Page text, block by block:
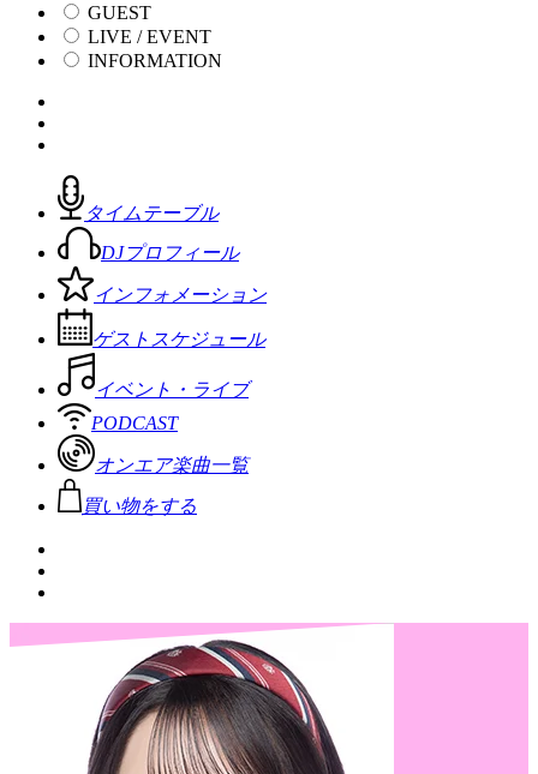
GUEST
LIVE / EVENT
INFORMATION
タイムテーブル
DJプロフィール
インフォメーション
ゲストスケジュール
イベント・ライブ
PODCAST
オンエア楽曲一覧
買い物をする